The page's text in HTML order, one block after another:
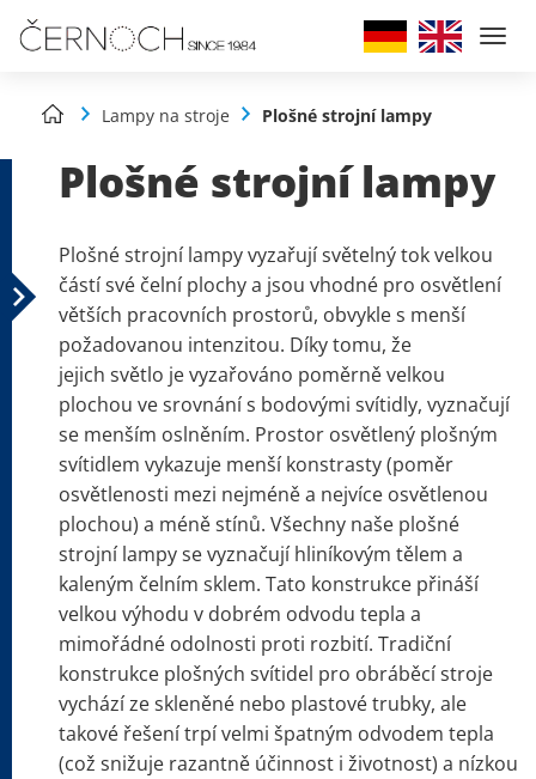
Lampy na stroje Plošné strojní lampy
Plošné strojní lampy
Plošné strojní lampy vyzařují světelný tok velkou
částí své čelní plochy a jsou vhodné pro osvětlení
větších pracovních prostorů, obvykle s menší
požadovanou intenzitou. Díky tomu, že
jejich světlo je vyzařováno poměrně velkou
plochou ve srovnání s bodovými svítidly, vyznačují
se menším oslněním. Prostor osvětlený plošným
svítidlem vykazuje menší konstrasty (poměr
osvětlenosti mezi nejméně a nejvíce osvětlenou
plochou) a méně stínů. Všechny naše plošné
strojní lampy se vyznačují hliníkovým tělem a
kaleným čelním sklem. Tato konstrukce přináší
velkou výhodu v dobrém odvodu tepla a
mimořádné odolnosti proti rozbití. Tradiční
konstrukce plošných svítidel pro obráběcí stroje
vychází ze skleněné nebo plastové trubky, ale
takové řešení trpí velmi špatným odvodem tepla
(což snižuje razantně účinnost i životnost) a nízkou